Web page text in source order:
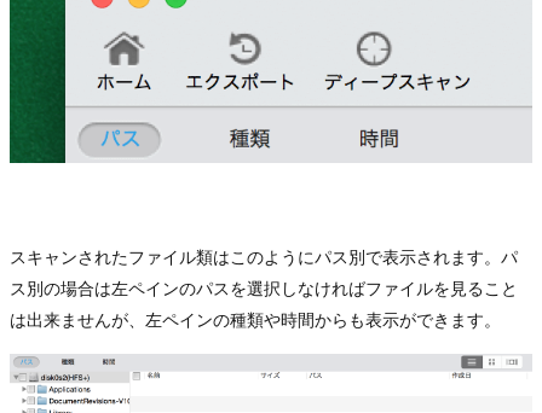
スキャンされたファイル類はこのようにパス別で表示されます。パ
ス別の場合は左ペインのパスを選択しなければファイルを見ること
は出来ませんが、左ペインの種類や時間からも表示ができます。